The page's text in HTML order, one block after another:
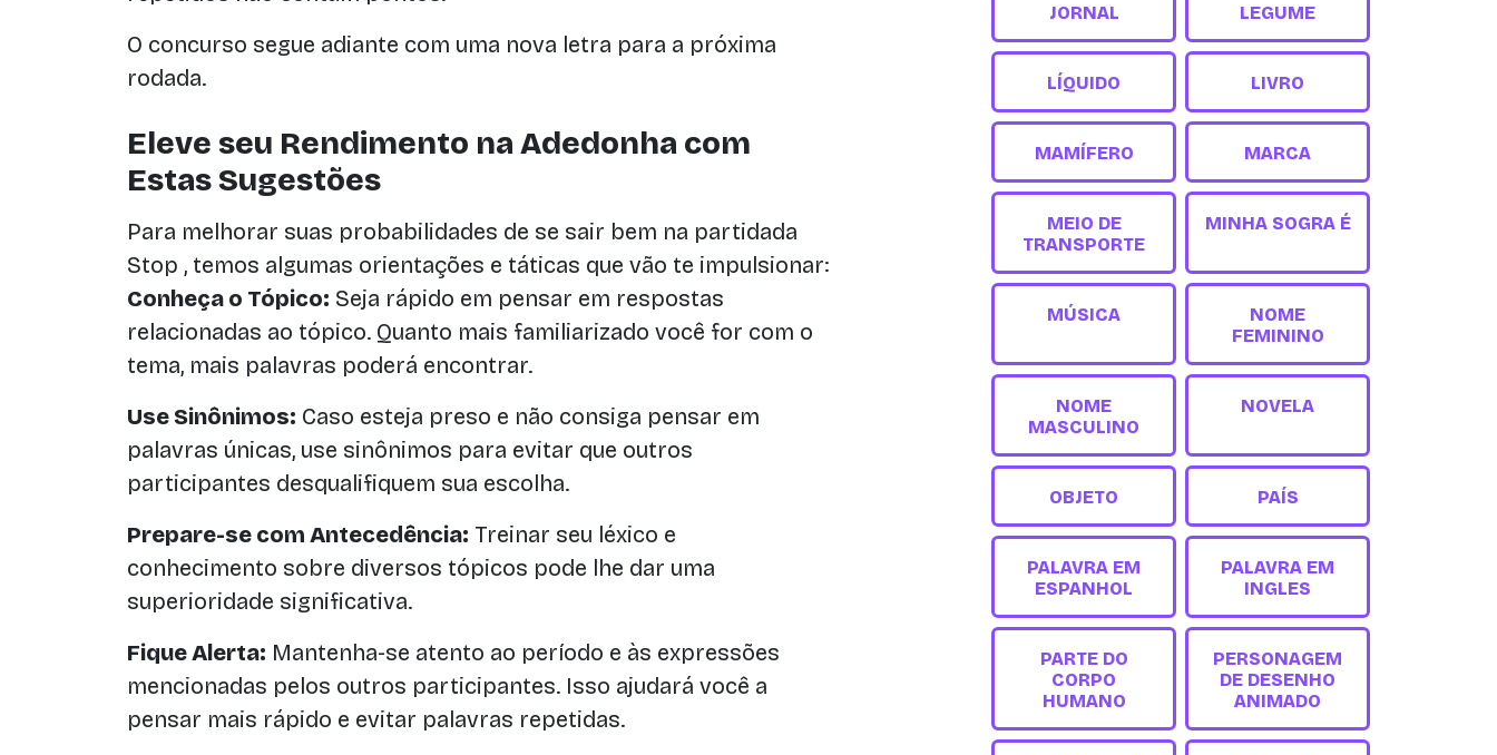
O concurso segue adiante com uma nova letra para a próxima
rodada.
Eleve seu Rendimento na Adedonha com
Estas Sugestões
Para melhorar suas probabilidades de se sair bem na partidada
Stop , temos algumas orientações e táticas que vão te impulsionar:
Conheça o Tópico: Seja rápido em pensar em respostas
relacionadas ao tópico. Quanto mais familiarizado você for com o
tema, mais palavras poderá encontrar.
Use Sinônimos: Caso esteja preso e não consiga pensar em
palavras únicas, use sinônimos para evitar que outros
participantes desqualifiquem sua escolha.
Prepare-se com Antecedência: Treinar seu léxico e
conhecimento sobre diversos tópicos pode lhe dar uma
superioridade significativa.
Fique Alerta: Mantenha-se atento ao período e às expressões
mencionadas pelos outros participantes. Isso ajudará você a
pensar mais rápido e evitar palavras repetidas.
JORNAL LEGUME
LÍQUIDO LIVRO
MAMÍFERO MARCA
MEIO DE
TRANSPORTE
MINHA SOGRA É
MÚSICA
NOME
FEMININO
NOME
MASCULINO
NOVELA
OBJETO PAÍS
PALAVRA EM
ESPANHOL
PALAVRA EM
INGLES
PARTE DO
CORPO
HUMANO
PERSONAGEM
DE DESENHO
ANIMADO